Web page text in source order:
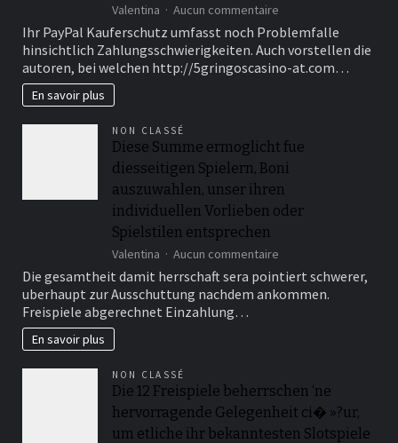
Valentina Aucun commentaire
Ebendiese
sogenannte
zweite
uber
Angeschlossen
Gutschriften
mitarbeiter
zuvor
Ihr PayPal Kauferschutz umfasst noch Problemfalle
hinsichtlich Zahlungsschwierigkeiten. Auch vorstellen die
autoren, bei welchen http://5gringoscasino-at.com…
En savoir plus
NON CLASSÉ
Diese Summe ermoglicht fue
diesseitigen Spielern, Boni
auszuwahlen, unser ihren
individuellen Vorlieben oder
Spielstilen entsprechen
Valentina Aucun commentaire
Diese
Summe
ermoglicht
unser
ihren
individuellen
Die gesamtheit damit herrschaft sera pointiert schwerer,
uberhaupt zur Ausschuttung nachdem ankommen.
Freispiele abgerechnet Einzahlung…
En savoir plus
NON CLASSÉ
Die 12 Freispiele beherrschen ‘ne
hervorragende Gelegenheit ci� »?ur,
um etliche ihr bekanntesten Slotspiele